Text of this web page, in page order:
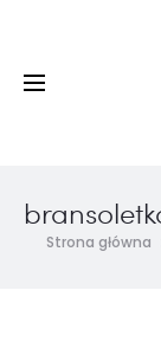
Strona główna